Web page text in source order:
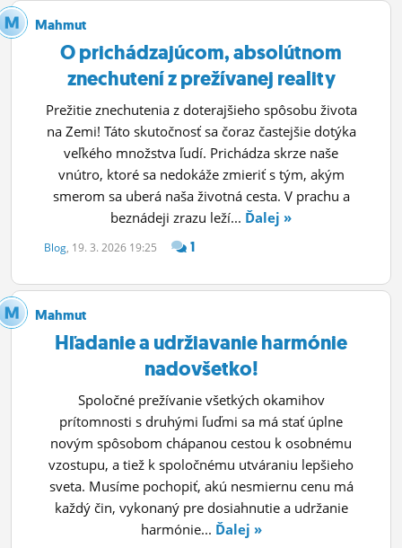
Mahmut
O prichádzajúcom, absolútnom
znechutení z prežívanej reality
Prežitie znechutenia z doterajšieho spôsobu života
na Zemi! Táto skutočnosť sa čoraz častejšie dotýka
veľkého množstva ľudí. Prichádza skrze naše
vnútro, ktoré sa nedokáže zmieriť s tým, akým
smerom sa uberá naša životná cesta. V prachu a
beznádeji zrazu leží... Ďalej »
Blog, 19. 3. 2026 19:25 1
Mahmut
Hľadanie a udržiavanie harmónie
nadovšetko!
Spoločné prežívanie všetkých okamihov
prítomnosti s druhými ľuďmi sa má stať úplne
novým spôsobom chápanou cestou k osobnému
vzostupu, a tiež k spoločnému utváraniu lepšieho
sveta. Musíme pochopiť, akú nesmiernu cenu má
každý čin, vykonaný pre dosiahnutie a udržanie
harmónie... Ďalej »